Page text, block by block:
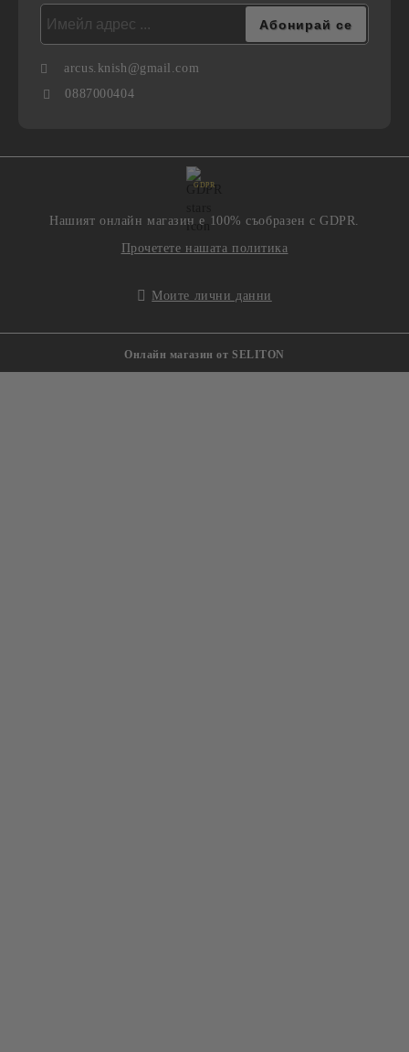
arcus.knish@gmail.com
0887000404
GDPR
Нашият онлайн магазин е 100% съобразен с GDPR.
Прочетете нашата политика
Моите лични данни
Онлайн магазин от SELITON